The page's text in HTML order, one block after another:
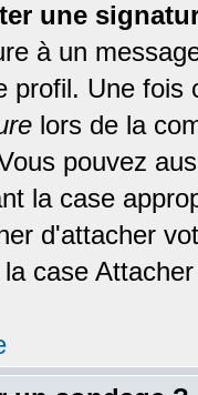
une
à un
profil. Une fois
lors de la
pouvez
la case
d'attacher
case